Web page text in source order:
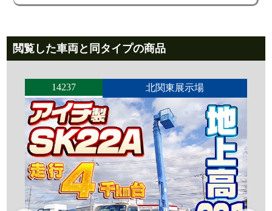
閲覧した車両と同タイプの商品
14237 北関東展示場